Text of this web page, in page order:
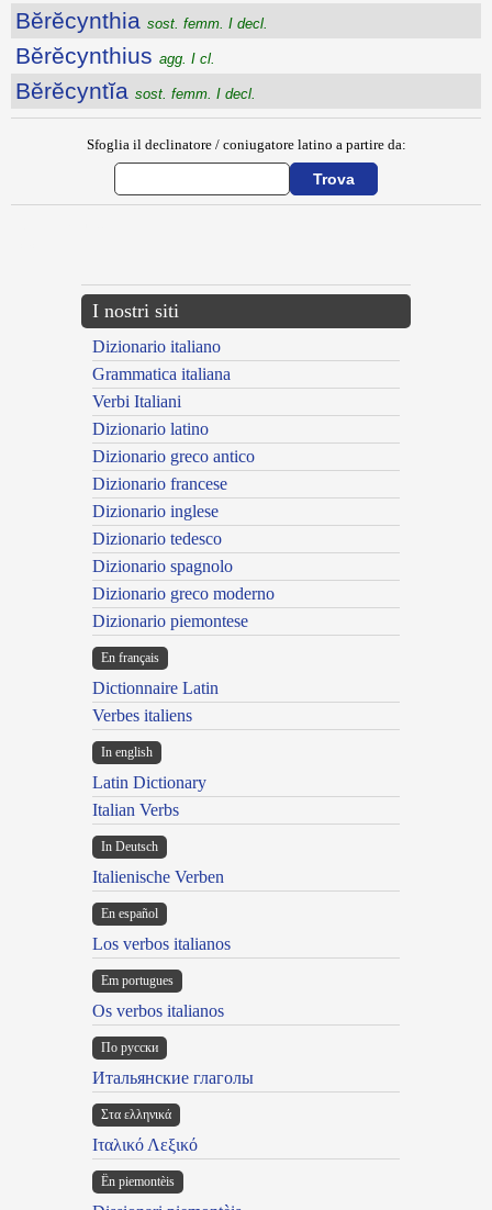
Bĕrĕcynthia sost. femm. I decl.
Bĕrĕcynthius agg. I cl.
Bĕrĕcyntĭa sost. femm. I decl.
Sfoglia il declinatore / coniugatore latino a partire da:
I nostri siti
Dizionario italiano
Grammatica italiana
Verbi Italiani
Dizionario latino
Dizionario greco antico
Dizionario francese
Dizionario inglese
Dizionario tedesco
Dizionario spagnolo
Dizionario greco moderno
Dizionario piemontese
En français
Dictionnaire Latin
Verbes italiens
In english
Latin Dictionary
Italian Verbs
In Deutsch
Italienische Verben
En español
Los verbos italianos
Em portugues
Os verbos italianos
По русски
Итальянские глаголы
Στα ελληνικά
Ιταλικό Λεξικό
Ën piemontèis